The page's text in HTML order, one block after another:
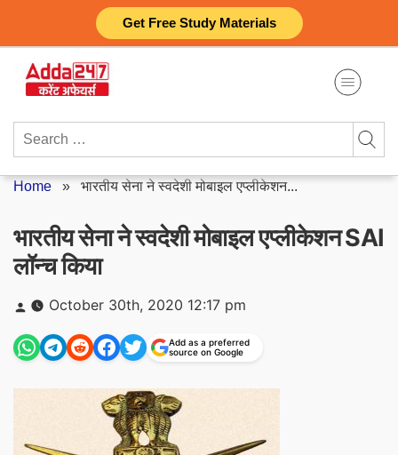
Get Free Study Materials
content
Search
Home » भारतीय सेना ने स्वदेशी मोबाइल एप्लीकेशन...
भारतीय सेना ने स्वदेशी मोबाइल एप्लीकेशन SAI
लॉन्च किया
Posted
by
October 30th, 2020 12:17 pm
Add as a preferred
source on Google